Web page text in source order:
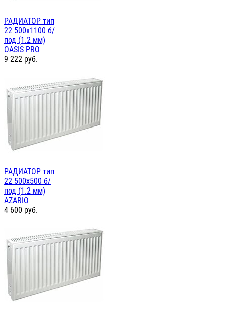
РАДИАТОР тип
22 500х1100 б/
под (1.2 мм)
OASIS PRO
9 222 руб.
РАДИАТОР тип
22 500х500 б/
под (1.2 мм)
AZARIO
4 600 руб.